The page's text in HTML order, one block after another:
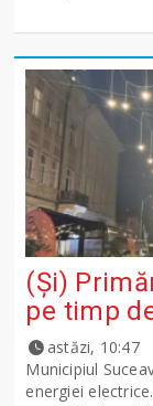
(Și)
pe timp
astăzi, 10:47
Municipiul
energiei